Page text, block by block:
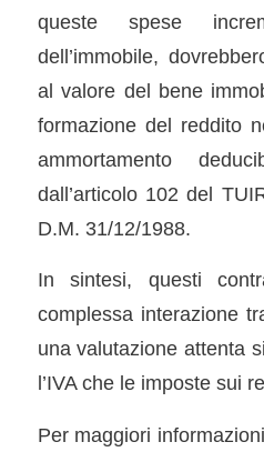
queste spese
dell’immobile,
al valore del bene
formazione del reddito
ammortamento
dall’articolo 102 del
D.M. 31/12/1988.
In sintesi, questi
complessa interazione
una valutazione attenta
l’IVA che le imposte sui
Per maggiori